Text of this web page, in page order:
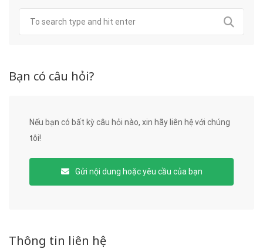
Bạn có câu hỏi?
Nếu bạn có bất kỳ câu hỏi nào, xin hãy liên hệ với chúng
tôi!
Gửi nội dung hoặc yêu cầu của bạn
Thông tin liên hệ